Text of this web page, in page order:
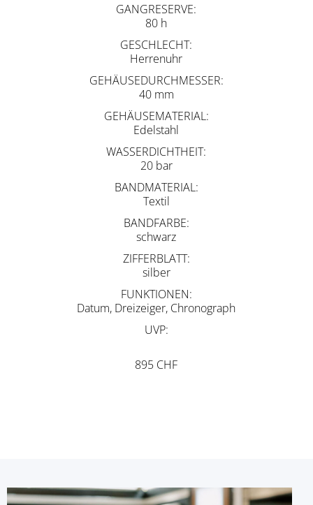
GANGRESERVE
80 h
GESCHLECHT
Herrenuhr
GEHÄUSEDURCHMESSER
40 mm
GEHÄUSEMATERIAL
Edelstahl
WASSERDICHTHEIT
20 bar
BANDMATERIAL
Textil
BANDFARBE
schwarz
ZIFFERBLATT
silber
FUNKTIONEN
Datum, Dreizeiger, Chronograph
UVP
895 CHF